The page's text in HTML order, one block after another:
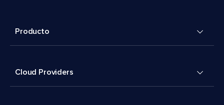
Producto
Cloud Providers